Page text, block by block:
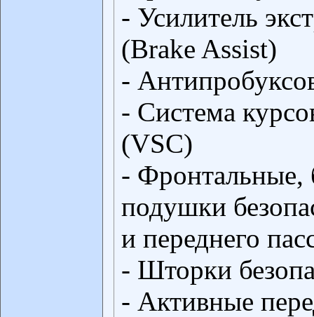
- Усилитель
(Brake Assist)
-
- Система
(VSC)
- Фронтальные,
подушки
и переднего
- Шторки
- Активные